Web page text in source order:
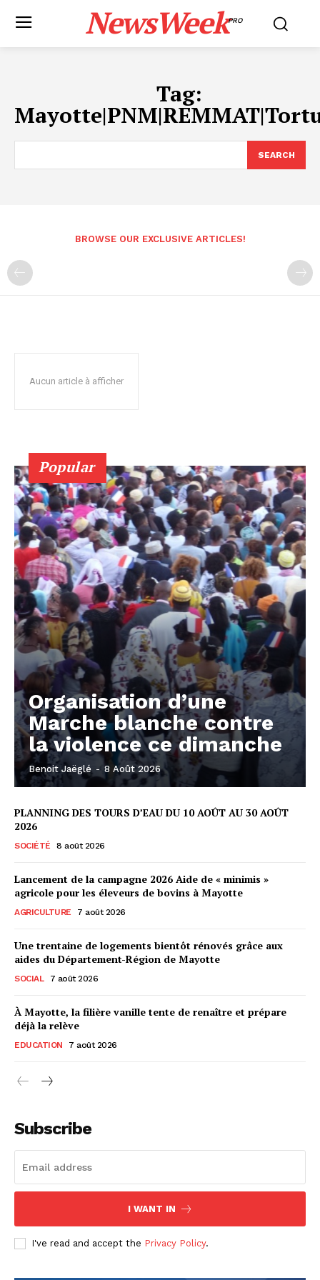
NewsWeekPRO
Tag:
SEARCH
BROWSE OUR EXCLUSIVE ARTICLES!
Aucun article à afficher
Popular
Organisation d’une
Marche blanche contre
la violence ce dimanche
Benoit Jaëglé - 8 Août 2026
PLANNING DES TOURS D’EAU DU 10 AOÛT AU 30 AOÛT
2026
SOCIÉTÉ 8 août 2026
Lancement de la campagne 2026 Aide de « minimis »
agricole pour les éleveurs de bovins à Mayotte
AGRICULTURE 7 août 2026
Une trentaine de logements bientôt rénovés grâce aux
aides du Département-Région de Mayotte
SOCIAL 7 août 2026
À Mayotte, la filière vanille tente de renaître et prépare
déjà la relève
EDUCATION 7 août 2026
Subscribe
I WANT IN
I've read and accept the Privacy Policy.